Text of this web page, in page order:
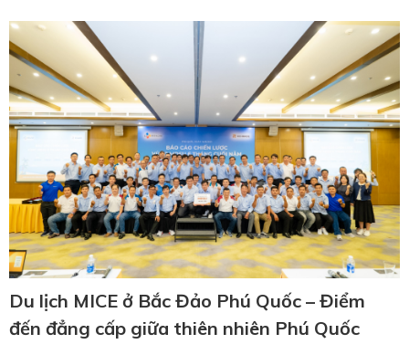
Du lịch MICE ở Bắc Đảo Phú Quốc – Điểm
đến đẳng cấp giữa thiên nhiên Phú Quốc